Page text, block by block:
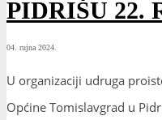
PIDRIŠU 22.
04. rujna 2024.
U organizaciji udruga
Općine Tomislavgrad u